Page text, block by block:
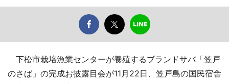
下松市栽培漁業センターが養殖するブランドサバ「笠戸
のさば」の完成お披露目会が11月22日、笠戸島の国民宿舎